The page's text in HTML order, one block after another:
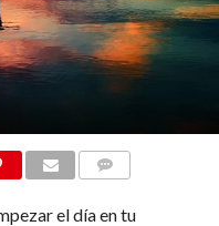
el día en tu